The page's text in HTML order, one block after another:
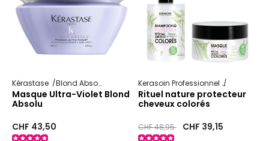
Kérastase Blond Absolu
Masque Ultra-Violet Blond
Absolu
CHF 43,50
Kerasoin Professionnel
Rituel nature protecteur
cheveux colorés
Prix ​​réduit de
CHF 48,95to CHF 39,15